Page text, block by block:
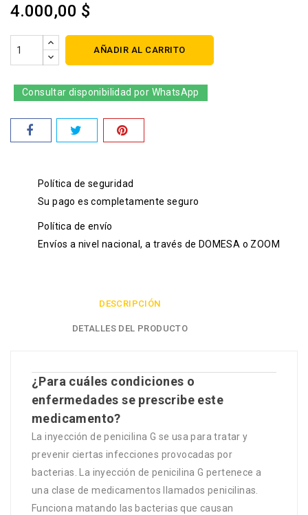
4.000,00 $
AÑADIR AL CARRITO
Consultar disponibilidad por WhatsApp
Política de seguridad
Su pago es completamente seguro
Política de envío
Envíos a nivel nacional, a través de DOMESA o ZOOM
DESCRIPCIÓN
DETALLES DEL PRODUCTO
¿Para cuáles condiciones o
enfermedades se prescribe este
medicamento?
La inyección de penicilina G se usa para tratar y
prevenir ciertas infecciones provocadas por
bacterias. La inyección de penicilina G pertenece a
una clase de medicamentos llamados penicilinas.
Funciona matando las bacterias que causan